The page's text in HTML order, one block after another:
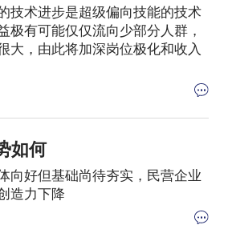
技术进步是超级偏向技能的技术
极有可能仅仅流向少部分人群，
大，由此将加深岗位极化和收入
如何
向好但基础尚待夯实，民营企业
造力下降